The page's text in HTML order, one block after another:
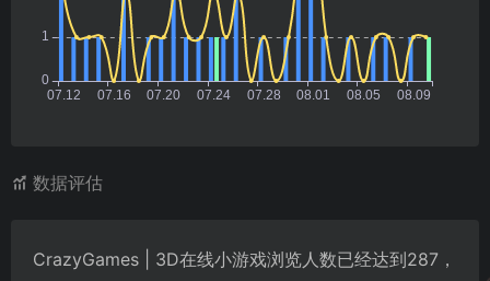
数据评估
CrazyGames | 3D在线小游戏浏览人数已经达到287，